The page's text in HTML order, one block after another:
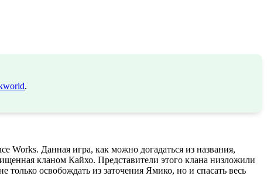
.
Works. Данная игра, как можно догадаться из названия,
кланом Кайхо. Представители этого клана низложили
освобождать из заточения Ямико, но и спасать весь